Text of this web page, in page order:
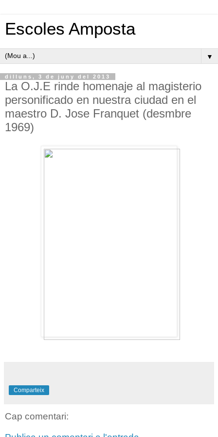
Escoles Amposta
▼
dilluns, 3 de juny del 2013
La O.J.E rinde homenaje al magisterio
personificado en nuestra ciudad en el
maestro D. Jose Franquet (desmbre
1969)
Comparteix
Cap comentari: